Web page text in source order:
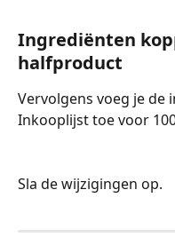
Ingrediënten
halfproduct
Vervolgens voeg je de
Inkooplijst toe voor
Sla de wijzigingen op.